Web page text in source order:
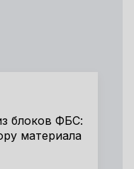
блоков ФБС:
материала